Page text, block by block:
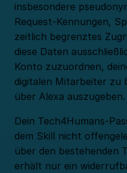
insbesondere
Request-Kennungen,
zeitlich begrenztes
diese Daten
Konto zuzuordnen,
digitalen Mitarbeiter zu
über Alexa auszugeben.
Dein Tech4Humans-
dem Skill nicht
über den bestehenden
erhält nur ein